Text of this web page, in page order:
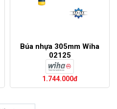
Búa nhựa 305mm Wiha
02125
1.744.000đ